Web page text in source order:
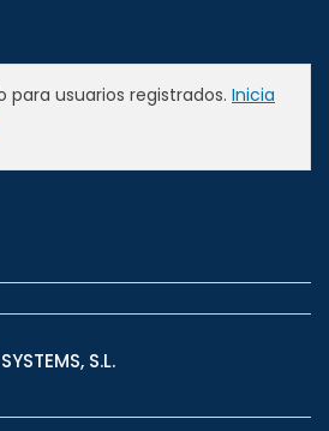
para usuarios registrados. Inicia
S.L.